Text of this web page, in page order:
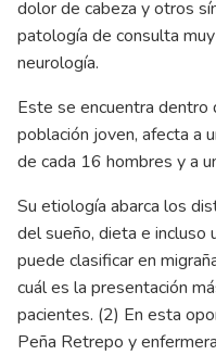
dolor de cabeza y otros
patología de consulta
neurología.
Este se encuentra dentro
población joven, afecta a
de cada 16 hombres y a
Su etiología abarca los
del sueño, dieta e incluso
puede clasificar en
cuál es la presentación
pacientes. (2) En esta
Peña Retrepo y